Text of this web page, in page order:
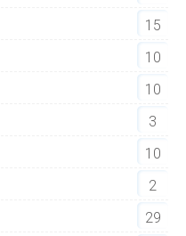
15
10
10
3
10
2
29